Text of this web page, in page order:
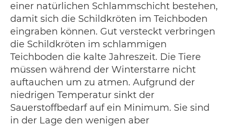
einer natürlichen Schlammschicht bestehen,
damit sich die Schildkröten im Teichboden
eingraben können. Gut versteckt verbringen
die Schildkröten im schlammigen
Teichboden die kalte Jahreszeit. Die Tiere
müssen während der Winterstarre nicht
auftauchen um zu atmen. Aufgrund der
niedrigen Temperatur sinkt der
Sauerstoffbedarf auf ein Minimum. Sie sind
in der Lage den wenigen aber